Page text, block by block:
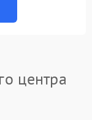
центра